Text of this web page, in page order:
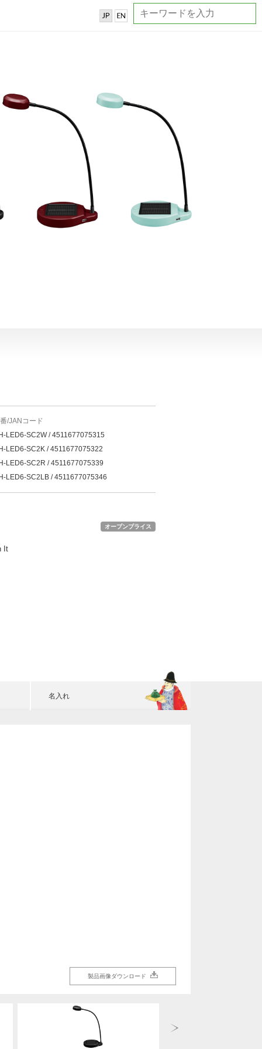
/JANコード
LED6-SC2W / 4511677075315
LED6-SC2K / 4511677075322
LED6-SC2R / 4511677075339
LED6-SC2LB / 4511677075346
オープンプライス
It
名入れ
製品画像ダウンロード
製品画像ダウンロード
製品画像ダウンロード
製品画像ダウンロード
製品画像ダウンロード
製品画像ダウンロード